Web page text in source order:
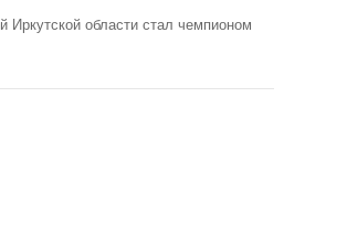
Иркутской области стал чемпионом